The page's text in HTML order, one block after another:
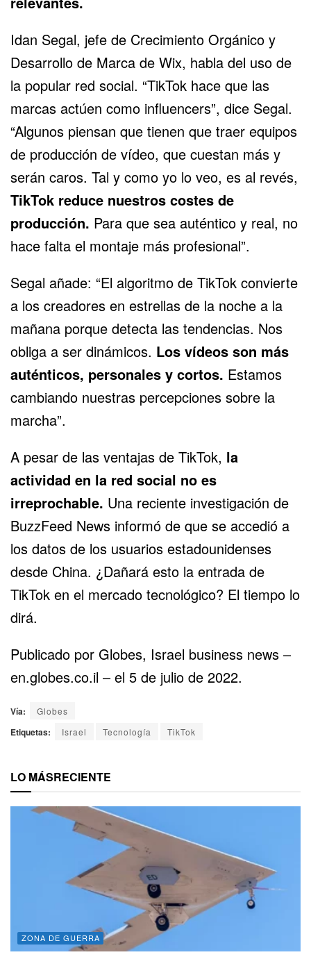
Idan Segal, jefe de Crecimiento Orgánico y
Desarrollo de Marca de Wix, habla del uso de
la popular red social. “TikTok hace que las
marcas actúen como influencers”, dice Segal.
“Algunos piensan que tienen que traer equipos
de producción de vídeo, que cuestan más y
serán caros. Tal y como yo lo veo, es al revés,
TikTok reduce nuestros costes de
producción. Para que sea auténtico y real, no
hace falta el montaje más profesional”.
Segal añade: “El algoritmo de TikTok convierte
a los creadores en estrellas de la noche a la
mañana porque detecta las tendencias. Nos
obliga a ser dinámicos. Los vídeos son más
auténticos, personales y cortos. Estamos
cambiando nuestras percepciones sobre la
marcha”.
A pesar de las ventajas de TikTok, la
actividad en la red social no es
irreprochable. Una reciente investigación de
BuzzFeed News informó de que se accedió a
los datos de los usuarios estadounidenses
desde China. ¿Dañará esto la entrada de
TikTok en el mercado tecnológico? El tiempo lo
dirá.
Publicado por Globes, Israel business news –
en.globes.co.il – el 5 de julio de 2022.
Vía: Globes
Etiquetas: Israel Tecnología TikTok
LO MÁSRECIENTE
ZONA DE GUERRA